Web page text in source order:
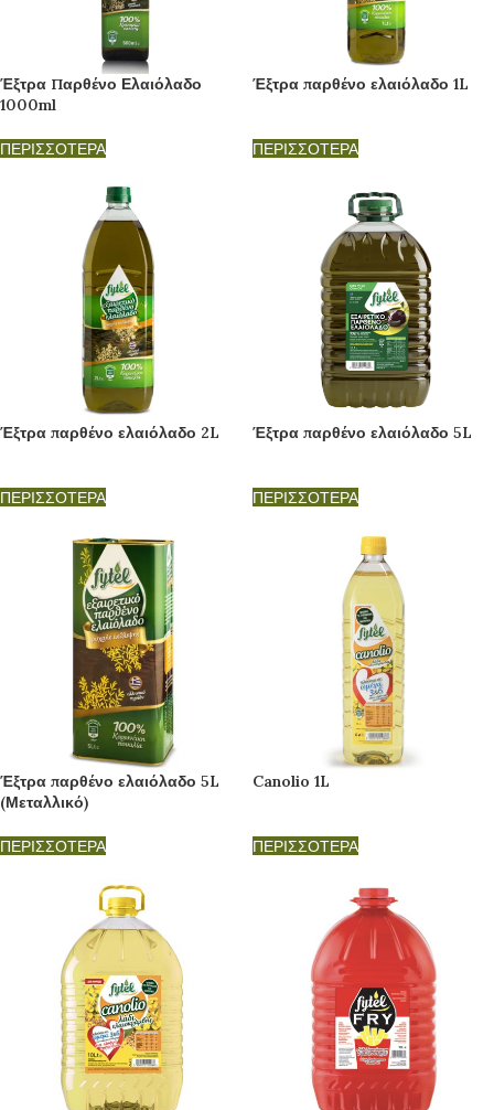
Έξτρα Παρθένο Ελαιόλαδο
1000ml
ΠΕΡΙΣΣΟΤΕΡΑ
Έξτρα παρθένο ελαιόλαδο 1L
ΠΕΡΙΣΣΟΤΕΡΑ
Έξτρα παρθένο ελαιόλαδο 2L
ΠΕΡΙΣΣΟΤΕΡΑ
Έξτρα παρθένο ελαιόλαδο 5L
ΠΕΡΙΣΣΟΤΕΡΑ
Έξτρα παρθένο ελαιόλαδο 5L
(Μεταλλικό)
ΠΕΡΙΣΣΟΤΕΡΑ
Canolio 1L
ΠΕΡΙΣΣΟΤΕΡΑ